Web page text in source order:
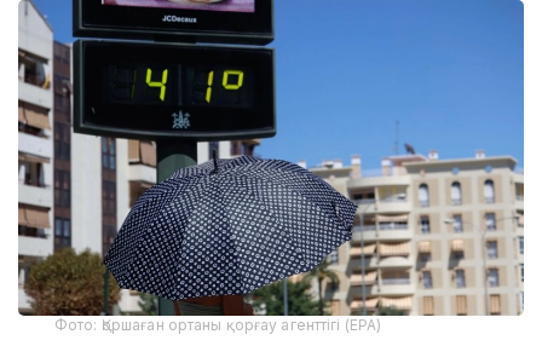
Фото: Қоршаған ортаны қорғау агенттігі (EPA)